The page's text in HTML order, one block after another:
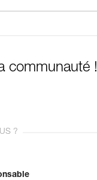
communauté !
?